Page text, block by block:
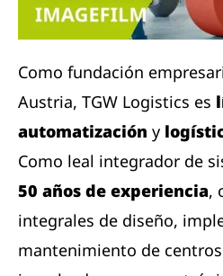
Como fundación
Austria, TGW Logistics es
automatización y
Como leal integrador de
50 años de experiencia,
integrales de diseño,
mantenimiento de